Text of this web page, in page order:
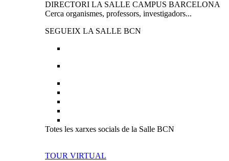
DIRECTORI LA SALLE CAMPUS BARCELONA
Cerca organismes, professors, investigadors...
SEGUEIX LA SALLE BCN
Totes les xarxes socials de la Salle BCN
TOUR VIRTUAL